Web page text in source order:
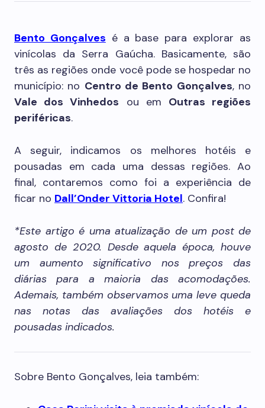
Bento Gonçalves é a base para explorar as
vinícolas da Serra Gaúcha. Basicamente, são
três as regiões onde você pode se hospedar no
município: no Centro de Bento Gonçalves, no
Vale dos Vinhedos ou em Outras regiões
periféricas.
A seguir, indicamos os melhores hotéis e
pousadas em cada uma dessas regiões. Ao
final, contaremos como foi a experiência de
ficar no Dall’Onder Vittoria Hotel. Confira!
*Este artigo é uma atualização de um post de
agosto de 2020. Desde aquela época, houve
um aumento significativo nos preços das
diárias para a maioria das acomodações.
Ademais, também observamos uma leve queda
nas notas das avaliações dos hotéis e
pousadas indicados.
Sobre Bento Gonçalves, leia também: